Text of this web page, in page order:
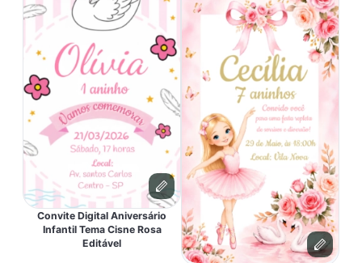
Convite Digital Aniversário
Infantil Tema Cisne Rosa
Editável